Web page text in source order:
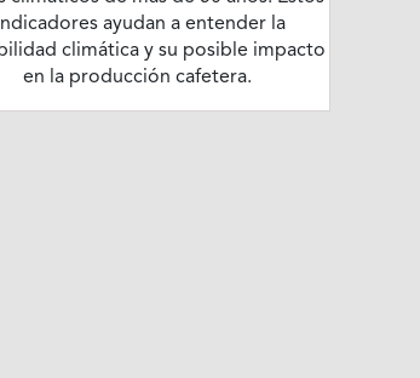
ayudan a entender la
climática y su posible impacto
en la producción cafetera.